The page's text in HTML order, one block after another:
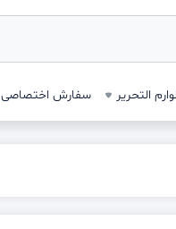
التحریر سفارش اختصاصی